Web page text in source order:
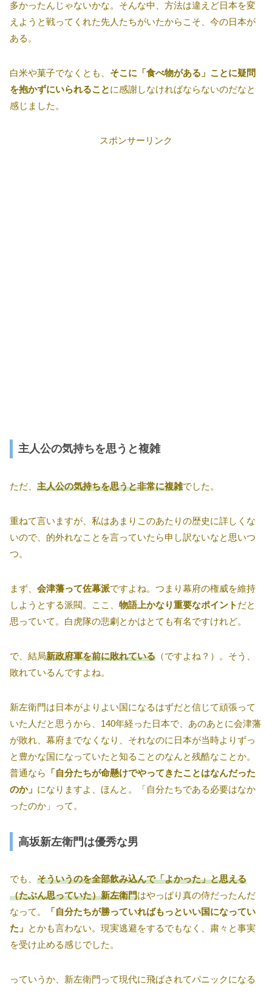
多かったんじゃないかな。そんな中、方法は違えど日本を変
えようと戦ってくれた先人たちがいたからこそ、今の日本が
ある。
白米や菓子でなくとも、 そこに「食べ物がある」ことに疑問
を抱かずにいられることに感謝しなければならないのだなと
感じました。
スポンサーリンク
主人公の気持ちを思うと複雑
ただ、 主人公の気持ちを思うと非常に複雑でした。
重ねて言いますが、私はあまりこのあたりの歴史に詳しくな
いので、的外れなことを言っていたら申し訳ないなと思いつ
つ。
まず、 会津藩って佐幕派ですよね。つまり幕府の権威を維持
しようとする派閥。ここ、 物語上かなり重要なポイント だと
思っていて。白虎隊の悲劇とかはとても有名ですけれど。
で、結局新政府軍を前に敗れている （ですよね？）。そう、
敗れているんですよね。
新左衛門は日本がよりよい国になるはずだと信じて頑張って
いた人だと思うから、140年経った日本で、あのあとに会津藩
が敗れ、幕府までなくなり、それなのに日本が当時よりずっ
と豊かな国になっていたと知ることのなんと残酷なことか。
普通なら
「自分たちが命懸けでやってきたことはなんだった
のか」 になりますよ、ほんと。「自分たちである必要はなか
ったのか」って。
高坂新左衛門は優秀な男
でも、 そういうのを全部飲み込んで「よかった」と思える
（たぶん思っていた）新左衛門はやっぱり真の侍だったんだ
なって。
「自分たちが勝っていればもっといい国になってい
た」 とかも言わない。現実逃避をするでもなく、粛々と事実
を受け止める感じでした。
っていうか、新左衛門って現代に飛ばされてパニックになる